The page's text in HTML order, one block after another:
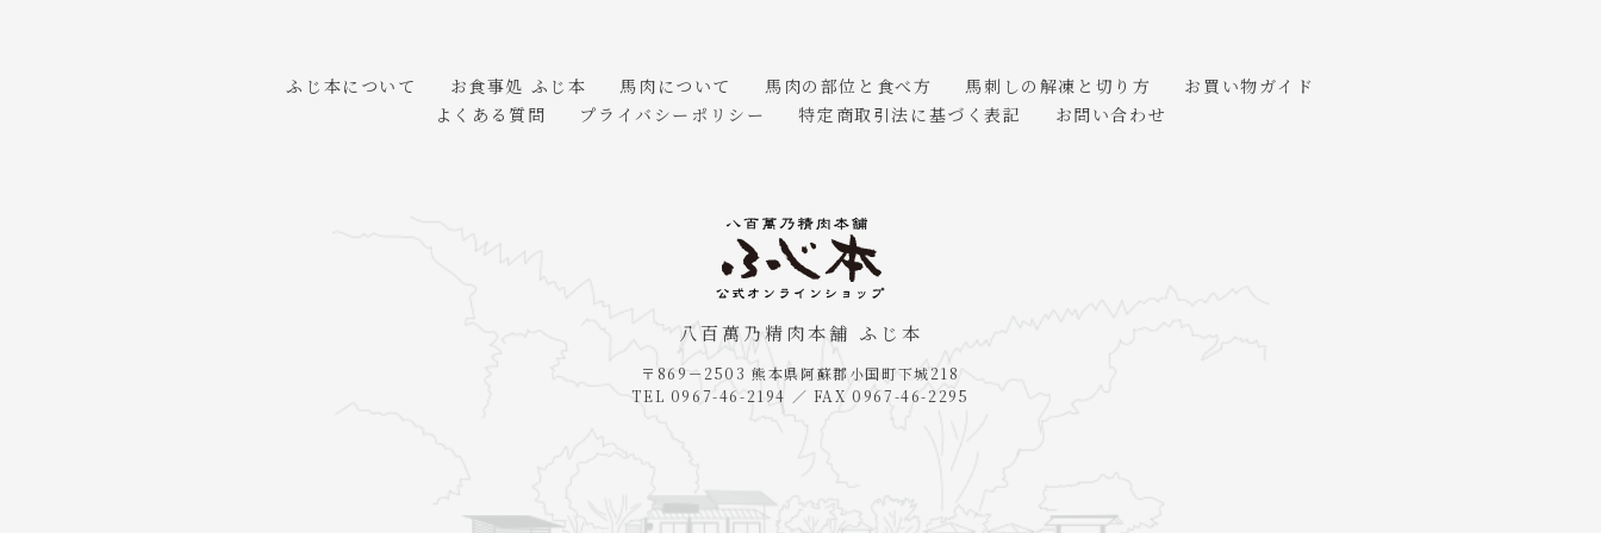
ふじ本について お食事処 ふじ本 馬肉について 馬肉の部位と食べ方 馬刺しの解凍と切り方
お買い物ガイド
よくある質問
プライバシーポリシー 特定商取引法に基づく表記 お問い合わせ
八百萬乃精肉本舗 ふじ本
〒869－2503 熊本県阿蘇郡小国町下城218
TEL 0967-46-2194 ／ FAX 0967-46-2295